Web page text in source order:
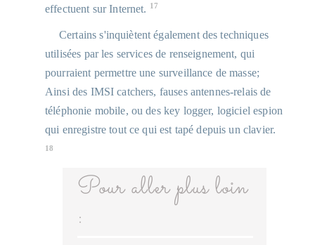
effectuent sur Internet. 17
Certains s'inquiètent également des techniques
utilisées par les services de renseignement, qui
pourraient permettre une surveillance de masse;
Ainsi des IMSI catchers, fauses antennes-relais de
téléphonie mobile, ou des key logger, logiciel espion
qui enregistre tout ce qui est tapé depuis un clavier.
18
Pour aller plus loin
: